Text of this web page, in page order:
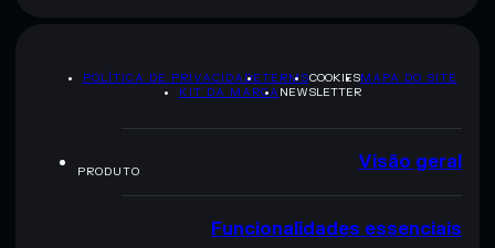
POLÍTICA DE PRIVACIDADETERMSCOOKIESMAPA DO SITE
KIT DA MARCA NEWSLETTER
PRODUTO Visão geral
Funcionalidades essenciais